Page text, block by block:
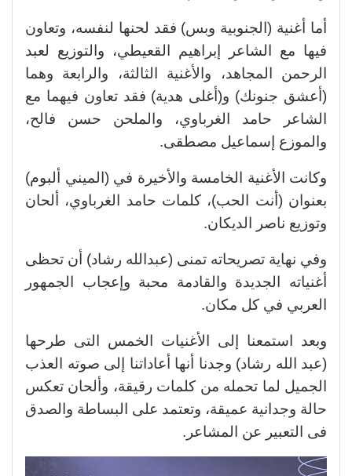
أما أغنية (الجنوبية وبس) فقد لحنها لنفسه، وتعاون
فيها مع الشاعر إبراهيم القعيطي، والتوزيع لعبد
الرحمن المجاهد، والأغنية الثالثة، والرابعة وهما
(أعشق جنونك) و(أغلى هدية) فقد تعاون فيهما مع
الشاعر حامد الغرباوي، والملحن حسن فالح،
والموزع إسماعيل مصطقى.
وكانت الأغنية الخامسة والأخيرة في (الميني ألبوم)
بعنوان (أنت الحب)، كلمات حامد الغرباوي، ألحان
وتوزيع ناصر الديكان.
وفي نهاية تصريحاته تمنى (عبدالله رشاد) أن تحظى
أغنياته الجديدة والقادمة محبة وإعجاب الجمهور
العربي في كل مكان.
وبعد استمعنا إلى الأغنيات الخمس التى طرحها
(عبد الله رشاد) وجدنا أنها أعاداتنا إلى صوته العذب
الجميل لما تحمله من كلمات رقيقة، وألحان تعكس
حالة وجدانية عميقة، وتعتمد على البساطة والصدق
فى التعبير عن المشاعر.